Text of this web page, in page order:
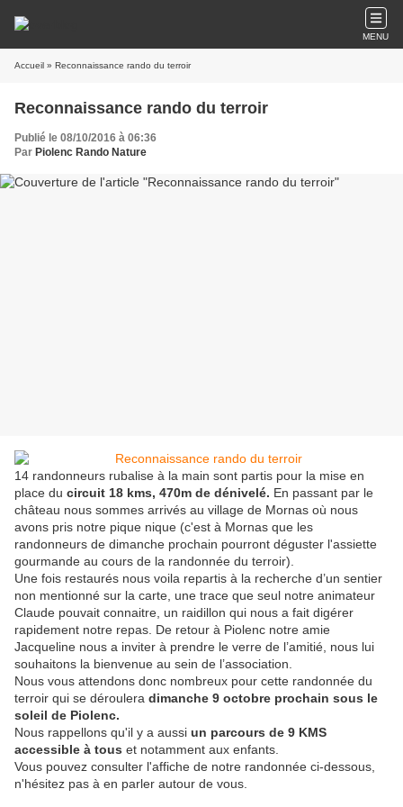
MENU
Accueil » Reconnaissance rando du terroir
Reconnaissance rando du terroir
Publié le 08/10/2016 à 06:36
Par Piolenc Rando Nature
14 randonneurs rubalise à la main sont partis pour la mise en
place du circuit 18 kms, 470m de dénivelé. En passant par le
château nous sommes arrivés au village de Mornas où nous
avons pris notre pique nique (c'est à Mornas que les
randonneurs de dimanche prochain pourront déguster l'assiette
gourmande au cours de la randonnée du terroir).
Une fois restaurés nous voila repartis à la recherche d’un sentier
non mentionné sur la carte, une trace que seul notre animateur
Claude pouvait connaitre, un raidillon qui nous a fait digérer
rapidement notre repas. De retour à Piolenc notre amie
Jacqueline nous a inviter à prendre le verre de l’amitié, nous lui
souhaitons la bienvenue au sein de l’association.
Nous vous attendons donc nombreux pour cette randonnée du
terroir qui se déroulera dimanche 9 octobre prochain sous le
soleil de Piolenc.
Nous rappellons qu'il y a aussi un parcours de 9 KMS
accessible à tous et notamment aux enfants.
Vous pouvez consulter l'affiche de notre randonnée ci-dessous,
n'hésitez pas à en parler autour de vous.